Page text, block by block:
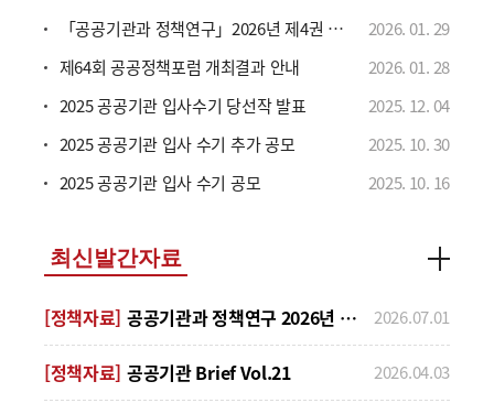
제도 발전에 기여하고자 「공공기관과
한국연구재단 등재후보학술지로
정책연구」 2026년 제4권 제2호에 수록할
논문을 모집하오니 많은 관심과 투고를
기타공공기관 및 지방공사·공단의 정부정책
제한 없음 - 원고 분량: 200자 원고지 120매 내외
(A4 15매 내외) - 투고 기한: 2026년 7월 13일
10시까지 - 발간 일자: 2026년 9월 30일 (수) -
접수 방법: 「공공기관과 정책연구」
온라인논문투고시스템
「공공기관과 정책연구」2026년 제4권 제1호 논문모집 공고(접수기간 연장) 2026.01. 29
제64회 공공정책포럼 개최결과 안내
2026.01. 28
2025 공공기관 입사수기 당선작 발표
2025. 12.04
2025 공공기관 입사 수기 추가 공모
2025. 10.30
2025 공공기관 입사 수기 공모
2025. 10. 16
최신발간자료
[정책자료] 공공기관과 정책연구 2026년 제4호 제1호 2026.07.01
[정책자료] 공공기관 Brief Vol.21 2026.04.03